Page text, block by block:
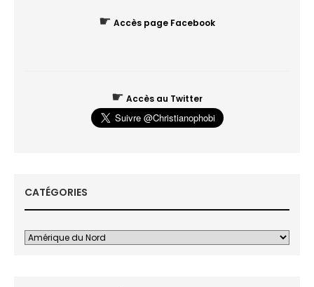
☛ Accès page Facebook
☛ Accès au Twitter
CATÉGORIES